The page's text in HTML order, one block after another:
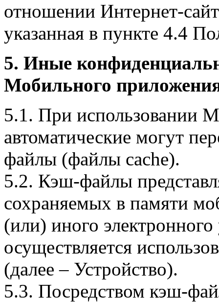
отношении Интернет-
указанная в пункте 4.4
5. Иные
Мобильного
5.1. При использовании
автоматические могут
файлы (файлы cache).
5.2. Кэш-файлы
сохраняемых в памяти
(или) иного электронного
осуществляется
(далее – Устройство).
5.3. Посредством кэш-